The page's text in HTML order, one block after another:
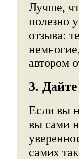
Лучше,
полезно
отзыва:
автором
3.
Если вы
вы сами
самих